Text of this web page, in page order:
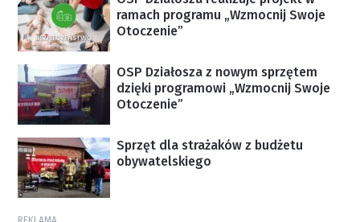
ramach programu „Wzmocnij Swoje
Otoczenie”
OSP Działosza z nowym sprzętem
dzięki programowi „Wzmocnij Swoje
Otoczenie”
Sprzęt dla strażaków z budżetu
obywatelskiego